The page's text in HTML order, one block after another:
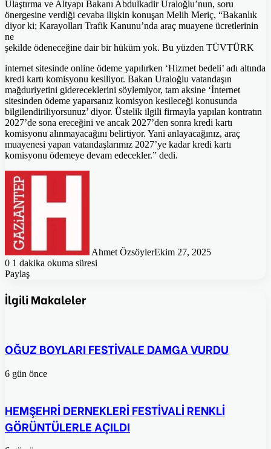
Ulaştırma ve Altyapı Bakanı Abdulkadir Uraloğlu’nun, soru
önergesine verdiği cevaba ilişkin konuşan Melih Meriç, “Bakanlık
diyor ki; Karayolları Trafik Kanunu’nda araç muayene ücretlerinin
ne
şekilde ödeneceğine dair bir hüküm yok. Bu yüzden TÜVTÜRK
internet sitesinde online ödeme yapılırken ‘Hizmet bedeli’ adı altında
kredi kartı komisyonu kesiliyor. Bakan Uraloğlu vatandaşın
mağduriyetini gidereceklerini söylemiyor, tam aksine ‘İnternet
sitesinden ödeme yaparsanız komisyon kesileceği konusunda
bilgilendiriliyorsunuz’ diyor. Üstelik ilgili firmayla yapılan kontratın
2027’de sona ereceğini ve ancak 2027’den sonra kredi kartı
komisyonu alınmayacağını belirtiyor. Yani anlayacağınız, araç
muayenesi yapan vatandaşlarımız 2027’ye kadar kredi kartı
komisyonu ödemeye devam edecekler.” dedi.
Ahmet ÖzsöylerEkim 27, 2025
0 1 dakika okuma süresi
Paylaş
Posta
ile
İlgili Makaleler
OĞUZ BOYLARI FESTİVALE DAMGA VURDU
6 gün önce
HEMŞEHRİ DERNEKLERİ FESTİVALİ RENKLİ
GÖRÜNTÜLERLE AÇILDI